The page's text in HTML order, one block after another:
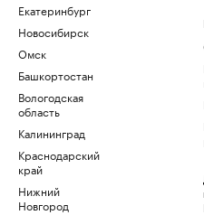
Екатеринбург
Новосибирск
Омск
Башкортостан
Вологодская
область
Калининград
Краснодарский
край
Нижний
Новгород